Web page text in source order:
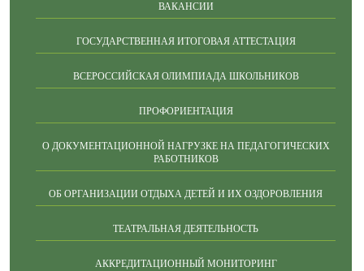
ВАКАНСИИ
ГОСУДАРСТВЕННАЯ ИТОГОВАЯ АТТЕСТАЦИЯ
ВСЕРОССИЙСКАЯ ОЛИМПИАДА ШКОЛЬНИКОВ
ПРОФОРИЕНТАЦИЯ
О ДОКУМЕНТАЦИОННОЙ НАГРУЗКЕ НА ПЕДАГОГИЧЕСКИХ
РАБОТНИКОВ
ОБ ОРГАНИЗАЦИИ ОТДЫХА ДЕТЕЙ И ИХ ОЗДОРОВЛЕНИЯ
ТЕАТРАЛЬНАЯ ДЕЯТЕЛЬНОСТЬ
АККРЕДИТАЦИОННЫЙ МОНИТОРИНГ